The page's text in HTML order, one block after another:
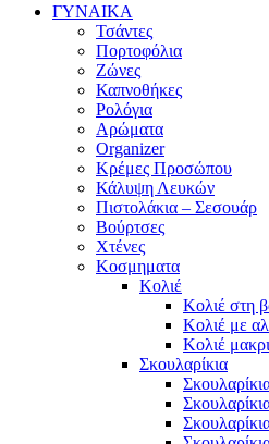
ΓΥΝΑΙΚΑ
Τσάντες
Πορτοφόλια
Ζώνες
Καπνοθήκες
Ρολόγια
Αρώματα
Organizer
Κρέμες Προσώπου
Κάλυψη Λευκών
Πιστολάκια – Σεσουάρ
Βούρτσες
Χτένες
Κοσμηματα
Κολιέ
Κολιέ στη
Κολιέ με
Κολιέ
Σκουλαρίκια